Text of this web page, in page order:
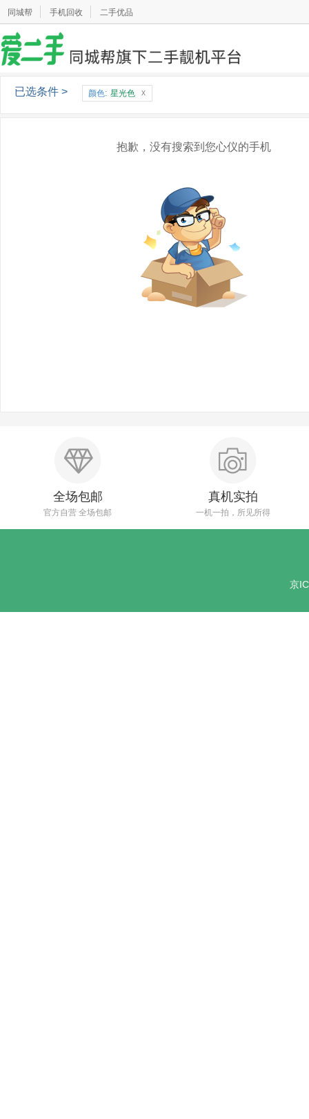
同城帮 手机回收 二手优品
已选条件 > 颜色: 星光色 x
抱歉，没有搜索到您心仪的手机
全场包邮
官方自营 全场包邮
真机实拍
一机一拍，所见所得
京